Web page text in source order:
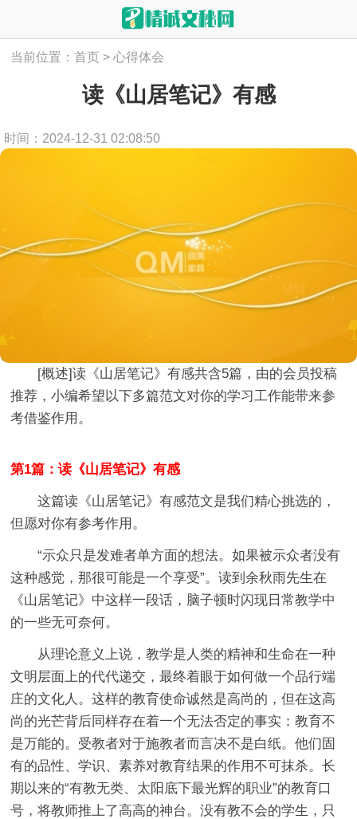
当前位置：首页 > 心得体会
读《山居笔记》有感
时间：2024-12-31 02:08:50
[概述]读《山居笔记》有感共含5篇，由的会员投稿
推荐，小编希望以下多篇范文对你的学习工作能带来参
考借鉴作用。
第1篇：读《山居笔记》有感
这篇读《山居笔记》有感范文是我们精心挑选的，
但愿对你有参考作用。
“示众只是发难者单方面的想法。如果被示众者没有
这种感觉，那很可能是一个享受”。读到余秋雨先生在
《山居笔记》中这样一段话，脑子顿时闪现日常教学中
的一些无可奈何。
从理论意义上说，教学是人类的精神和生命在一种
文明层面上的代代递交，最终着眼于如何做一个品行端
庄的文化人。这样的教育使命诚然是高尚的，但在这高
尚的光芒背后同样存在着一个无法否定的事实：教育不
是万能的。受教者对于施教者而言决不是白纸。他们固
有的品性、学识、素养对教育结果的作用不可抹杀。长
期以来的“有教无类、太阳底下最光辉的职业”的教育口
号，将教师推上了高高的神台。没有教不会的学生，只